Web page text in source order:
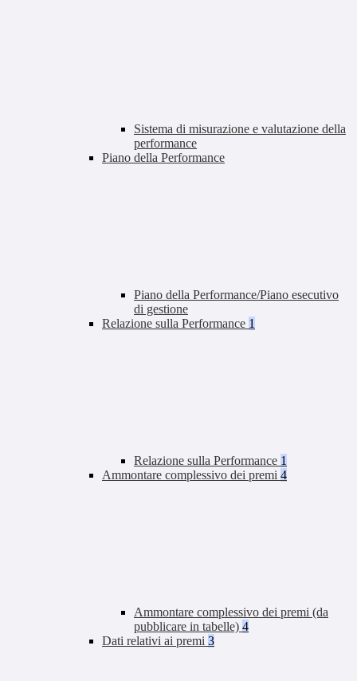
Sistema di misurazione e valutazione della
performance
Piano della Performance
Piano della Performance/Piano esecutivo
di gestione
Relazione sulla Performance 1
Relazione sulla Performance 1
Ammontare complessivo dei premi 4
Ammontare complessivo dei premi (da
pubblicare in tabelle) 4
Dati relativi ai premi 3